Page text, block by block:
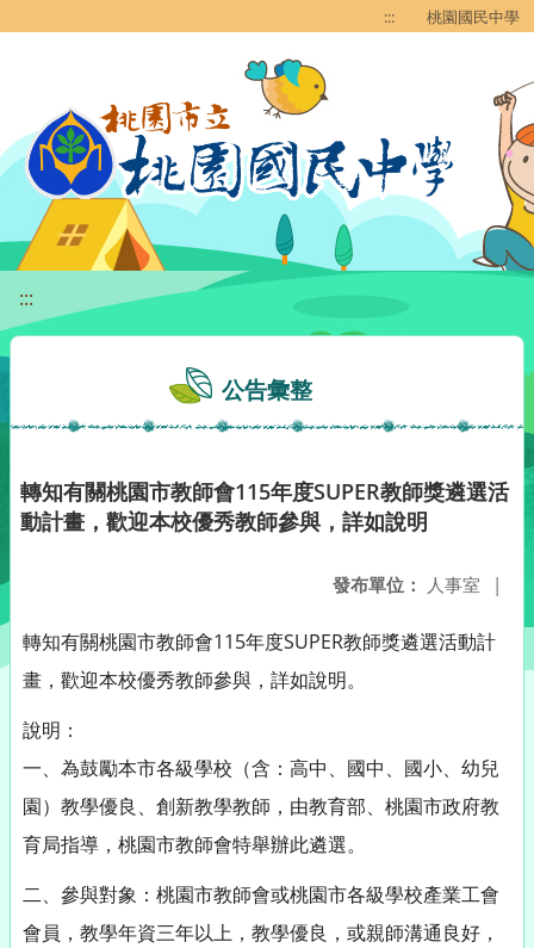
::: 桃園國民中學
:::
公告彙整
轉知有關桃園市教師會115年度SUPER教師獎遴選活
動計畫，歡迎本校優秀教師參與，詳如說明
發布單位： 人事室 |
轉知有關桃園市教師會115年度SUPER教師獎遴選活動計
畫，歡迎本校優秀教師參與，詳如說明。
說明：
一、為鼓勵本市各級學校（含：高中、國中、國小、幼兒
園）教學優良、創新教學教師，由教育部、桃園市政府教
育局指導，桃園市教師會特舉辦此遴選。
二、參與對象：桃園市教師會或桃園市各級學校產業工會
會員，教學年資三年以上，教學優良，或親師溝通良好，